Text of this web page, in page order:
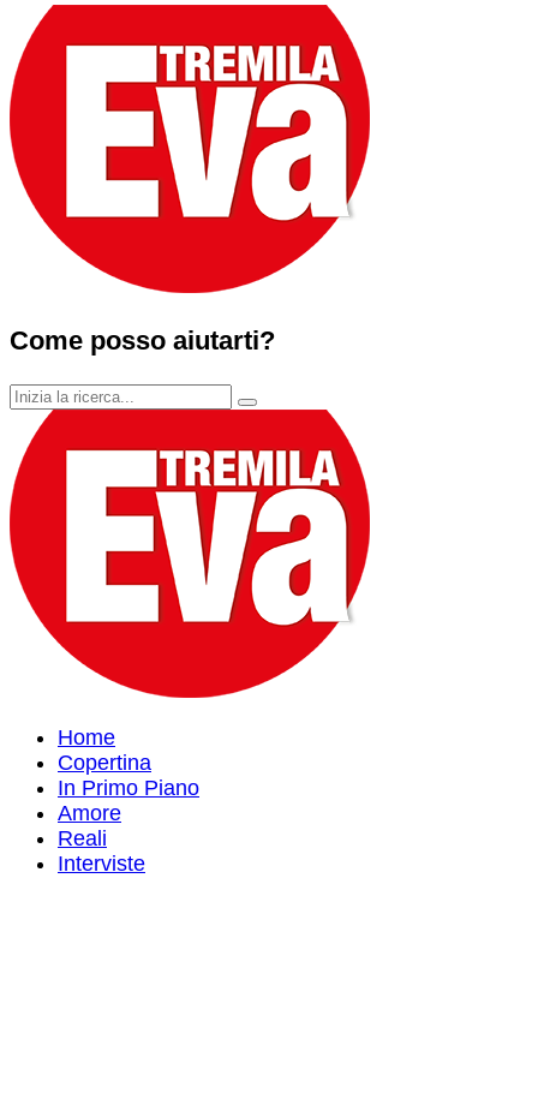
Come posso aiutarti?
Home
Copertina
In Primo Piano
Amore
Reali
Interviste